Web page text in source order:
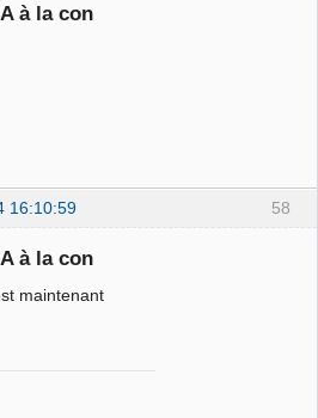
à la con
58
16:10:59
à la con
maintenant